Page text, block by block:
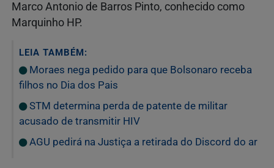
Marco Antonio de Barros Pinto, conhecido como
Marquinho HP.
LEIA TAMBÉM:
Moraes nega pedido para que Bolsonaro receba
filhos no Dia dos Pais
STM determina perda de patente de militar
acusado de transmitir HIV
AGU pedirá na Justiça a retirada do Discord do ar